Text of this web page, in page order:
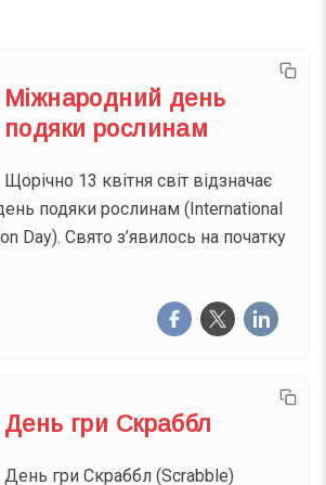
Міжнародний день
подяки рослинам
Щорічно 13 квітня світ відзначає
подяки рослинам (International
Day). Свято з’явилось на початку
День гри Скраббл
День гри Скраббл (Scrabble)